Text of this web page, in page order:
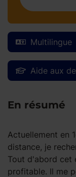
Multilingue
Aide aux
En résumé
Actuellement en
distance, je
Tout d'abord cet
profitable. Il me